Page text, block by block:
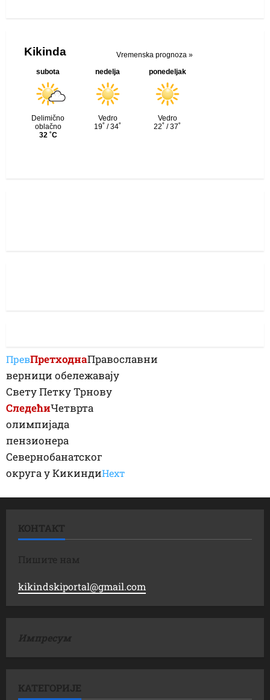
ПревПретходнаПравославни
верници обележавају
Свету Петку Трнову
СледећиЧетврта
олимпијада
пензионера
Севернобанатског
округа у КикиндиНеxт
КОНТАКТ
Пишите нам
kikindskiportal@gmail.com
Импресум
КАТЕГОРИЈЕ